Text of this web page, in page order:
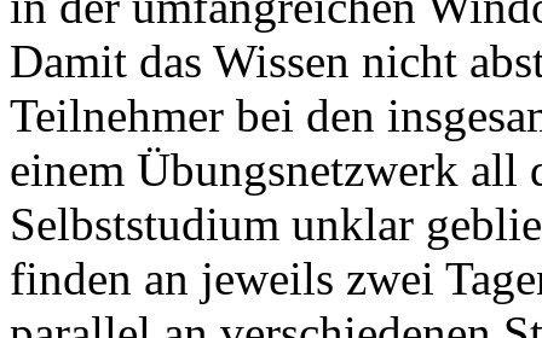
Damit das Wissen nicht
Teilnehmer bei den
einem Übungsnetzwerk all
Selbststudium unklar
finden an jeweils zwei